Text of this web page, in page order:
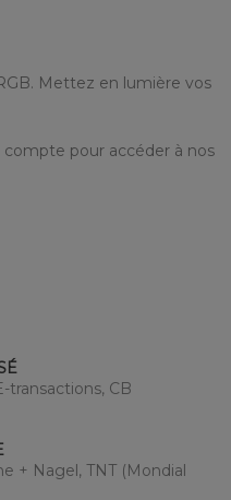
Mettez en lumière vos
pour accéder à nos
transactions, CB
+ Nagel, TNT (Mondial